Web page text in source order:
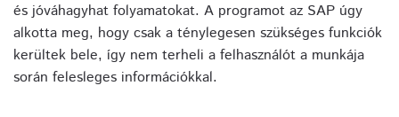
és jóváhagyhat folyamatokat. A programot az SAP úgy
alkotta meg, hogy csak a ténylegesen szükséges funkciók
kerültek bele, így nem terheli a felhasználót a munkája
során felesleges információkkal.